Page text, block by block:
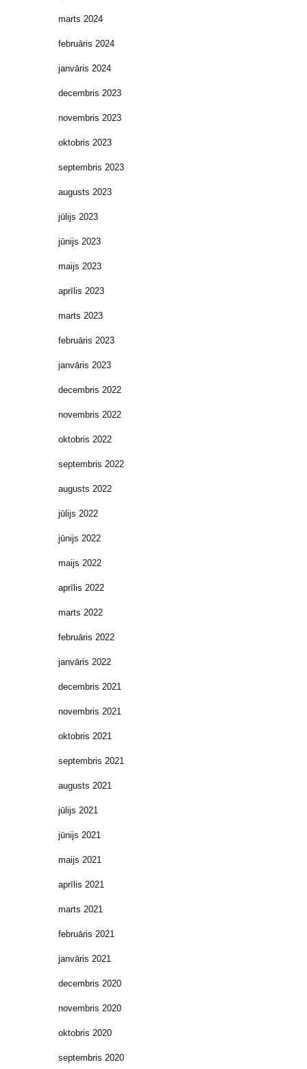
marts 2024
februāris 2024
janvāris 2024
decembris 2023
novembris 2023
oktobris 2023
septembris 2023
augusts 2023
jūlijs 2023
jūnijs 2023
maijs 2023
aprīlis 2023
marts 2023
februāris 2023
janvāris 2023
decembris 2022
novembris 2022
oktobris 2022
septembris 2022
augusts 2022
jūlijs 2022
jūnijs 2022
maijs 2022
aprīlis 2022
marts 2022
februāris 2022
janvāris 2022
decembris 2021
novembris 2021
oktobris 2021
septembris 2021
augusts 2021
jūlijs 2021
jūnijs 2021
maijs 2021
aprīlis 2021
marts 2021
februāris 2021
janvāris 2021
decembris 2020
novembris 2020
oktobris 2020
septembris 2020